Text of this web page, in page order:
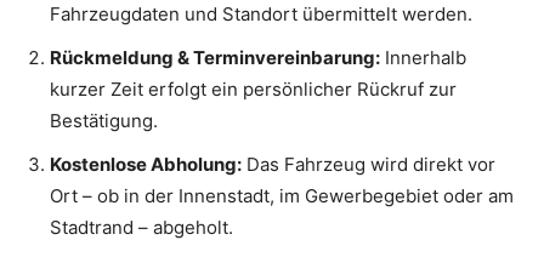
Fahrzeugdaten und Standort übermittelt werden.
Rückmeldung & Terminvereinbarung: Innerhalb
kurzer Zeit erfolgt ein persönlicher Rückruf zur
Bestätigung.
Kostenlose Abholung: Das Fahrzeug wird direkt vor
Ort – ob in der Innenstadt, im Gewerbegebiet oder am
Stadtrand – abgeholt.